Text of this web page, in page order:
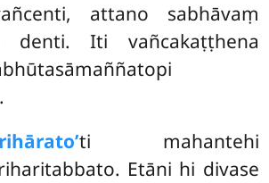
attano sabhāvaṃ
denti. Iti vañcakaṭṭhena
ti mahantehi
Etāni hi divase